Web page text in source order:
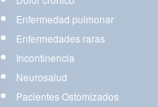
Enfermedad pulmonar
Enfermedades raras
Incontinencia
Neurosalud
Pacientes Ostomizados